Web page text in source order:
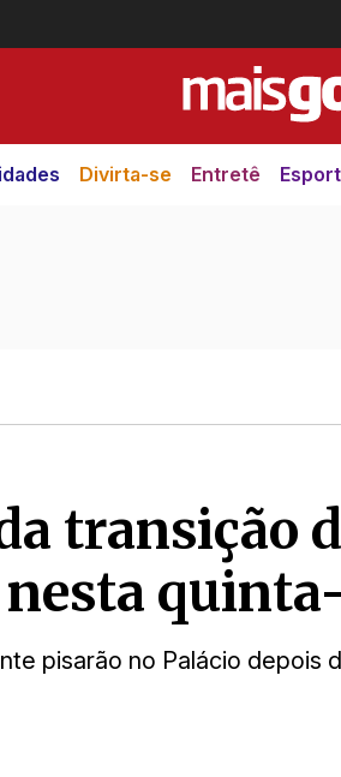
Divirta-se Entretê
transição
pisarão no Palácio depois